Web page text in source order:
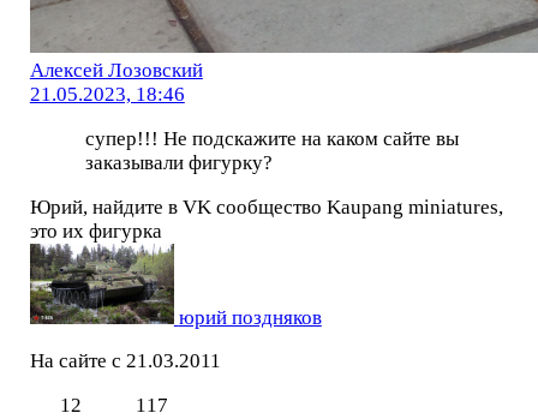
Алексей Лозовский
21.05.2023, 18:46
супер!!! Не подскажите на каком сайте вы
заказывали фигурку?
Юрий, найдите в VK сообщество Kaupang miniatures,
это их фигурка
юрий поздняков
На сайте с 21.03.2011
12
117